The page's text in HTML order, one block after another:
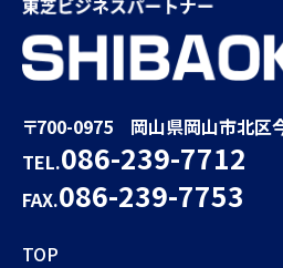
〒700-0975 岡山県岡山市北区
TEL.086-239-7712
FAX.086-239-7753
TOP